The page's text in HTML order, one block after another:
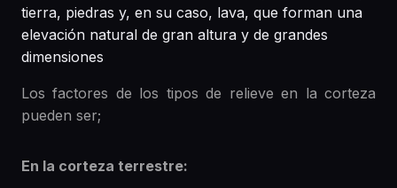
tierra, piedras y, en su caso, lava, que forman una
elevación natural de gran altura y de grandes
dimensiones
Los factores de los tipos de relieve en la corteza
pueden ser;
En la corteza terrestre: